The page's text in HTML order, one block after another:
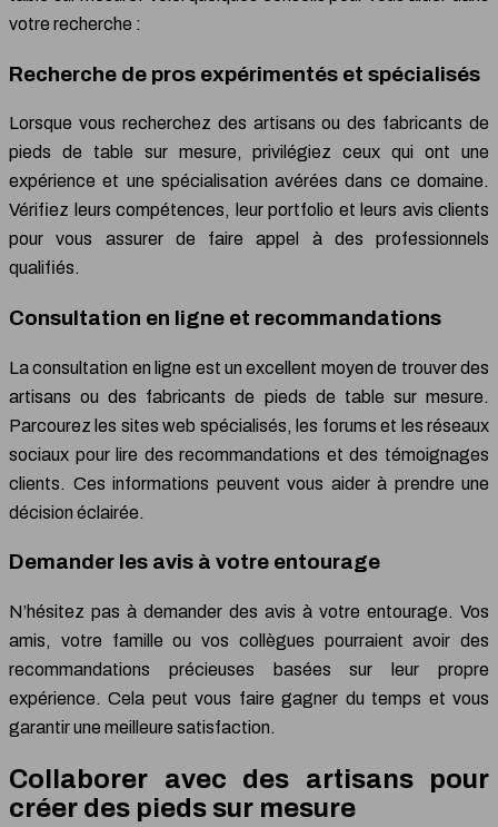
votre recherche :
Recherche de pros expérimentés et spécialisés
Lorsque vous recherchez des artisans ou des fabricants de
pieds de table sur mesure, privilégiez ceux qui ont une
expérience et une spécialisation avérées dans ce domaine.
Vérifiez leurs compétences, leur portfolio et leurs avis clients
pour vous assurer de faire appel à des professionnels
qualifiés.
Consultation en ligne et recommandations
La consultation en ligne est un excellent moyen de trouver des
artisans ou des fabricants de pieds de table sur mesure.
Parcourez les sites web spécialisés, les forums et les réseaux
sociaux pour lire des recommandations et des témoignages
clients. Ces informations peuvent vous aider à prendre une
décision éclairée.
Demander les avis à votre entourage
N’hésitez pas à demander des avis à votre entourage. Vos
amis, votre famille ou vos collègues pourraient avoir des
recommandations précieuses basées sur leur propre
expérience. Cela peut vous faire gagner du temps et vous
garantir une meilleure satisfaction.
Collaborer avec des artisans pour
créer des pieds sur mesure